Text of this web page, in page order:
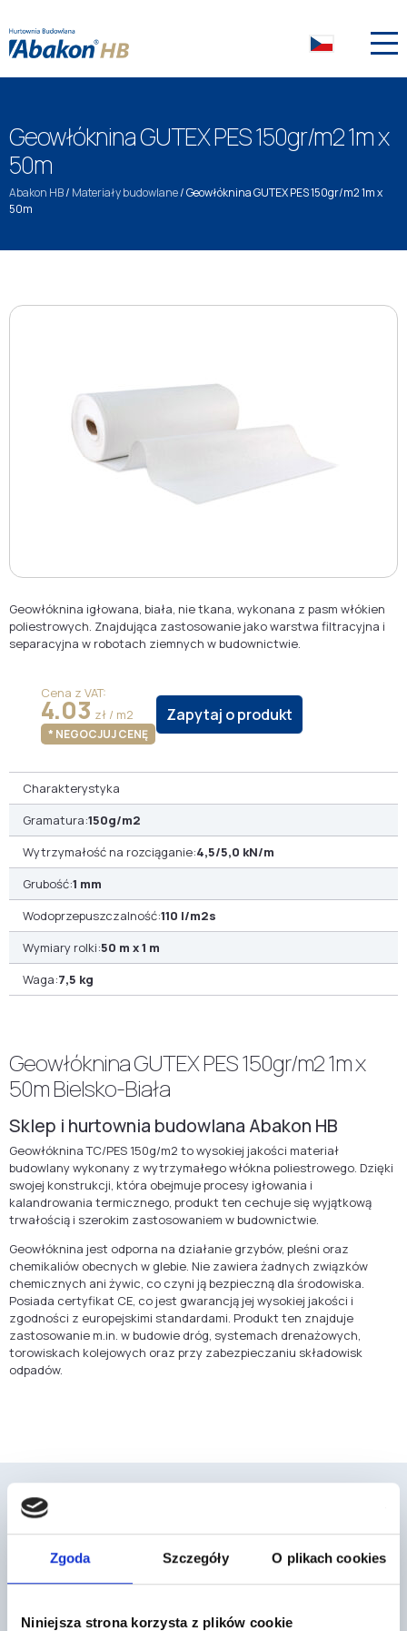
Zgoda Szczegóły O plikach cookies
Niniejsza strona korzysta z plików cookie
Geowłóknina GUTEX PES 150gr/m2 1m x
50m
Abakon HB/ Materiały budowlane/Geowłóknina GUTEX PES 150gr/m2 1m x
50m
Geowłóknina igłowana, biała, nie tkana, wykonana z pasm włókien
poliestrowych. Znajdująca zastosowanie jako warstwa filtracyjna i
separacyjna w robotach ziemnych w budownictwie.
Cena z VAT:
4.03 zł / m2
* NEGOCJUJ CENĘ
Zapytaj o produkt
Charakterystyka
Gramatura:150g/m2
Wytrzymałość na rozciąganie:4,5/5,0 kN/m
Grubość:1 mm
Wodoprzepuszczalność:110 l/m2s
Wymiary rolki:50 m x 1 m
Waga:7,5 kg
Geowłóknina GUTEX PES 150gr/m2 1m x
50m Bielsko-Biała
Sklep i hurtownia budowlana Abakon HB
Geowłóknina TC/PES 150g/m2 to wysokiej jakości materiał
budowlany wykonany z wytrzymałego włókna poliestrowego. Dzięki
swojej konstrukcji, która obejmuje procesy igłowania i
kalandrowania termicznego, produkt ten cechuje się wyjątkową
trwałością i szerokim zastosowaniem w budownictwie.
Geowłóknina jest odporna na działanie grzybów, pleśni oraz
chemikaliów obecnych w glebie. Nie zawiera żadnych związków
chemicznych ani żywic, co czyni ją bezpieczną dla środowiska.
Posiada certyfikat CE, co jest gwarancją jej wysokiej jakości i
zgodności z europejskimi standardami. Produkt ten znajduje
zastosowanie m.in. w budowie dróg, systemach drenażowych,
torowiskach kolejowych oraz przy zabezpieczaniu składowisk
odpadów.
Mogą cię również zainteresować